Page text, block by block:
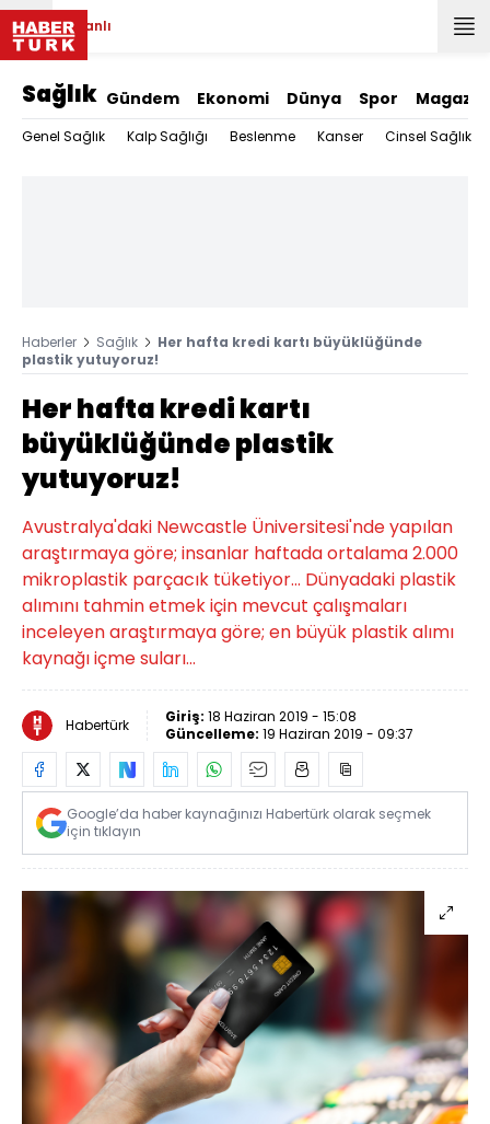
Canlı
Sağlık Gündem Ekonomi Dünya Spor Magazin
Genel Sağlık Kalp Sağlığı Beslenme Kanser Cinsel Sağlık
Haberler Sağlık
Her hafta kredi kartı büyüklüğünde
plastik yutuyoruz!
Her hafta kredi kartı
büyüklüğünde plastik
yutuyoruz!
Avustralya'daki Newcastle Üniversitesi'nde yapılan
araştırmaya göre; insanlar haftada ortalama 2.000
mikroplastik parçacık tüketiyor... Dünyadaki plastik
alımını tahmin etmek için mevcut çalışmaları
inceleyen araştırmaya göre; en büyük plastik alımı
kaynağı içme suları...
Habertürk Giriş: 18 Haziran 2019 - 15:08
Güncelleme: 19 Haziran 2019 - 09:37
Google’da haber kaynağınızı Habertürk olarak seçmek
için tıklayın